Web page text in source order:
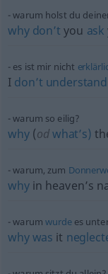
warum holst du
why don’t you ask
es ist mir nicht
I don’t understand
warum so eilig?
why(odwhat’s)
warum, zum
whyin heaven’s
warumwurdees
why was it